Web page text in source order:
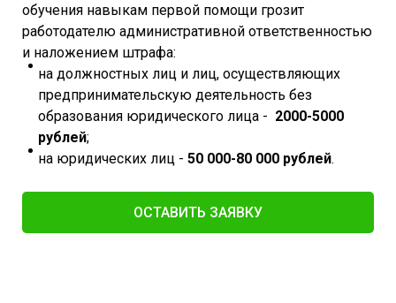
обучения навыкам первой помощи грозит
работодателю административной ответственностью
и наложением штрафа:
на должностных лиц и лиц, осуществляющих
предпринимательскую деятельность без
образования юридического лица - 2000-5000
рублей;
на юридических лиц - 50 000-80 000 рублей.
ОСТАВИТЬ ЗАЯВКУ​